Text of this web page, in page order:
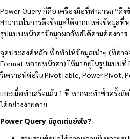
Power Query ก็คือ เครื่องมือที่สามารถ “ดึ
สามารถในการดึงข้อมูลได้จากแหล่งข้อมูลที่
รูปแบบหน้าตาข้อมูลผลลัพธ์ได้ตามต้องการ
จุดประสงค์หลักเพื่อทำให้ข้อมูลเน่าๆ (ที่อา
Format หลายหน้าตา) ให้มาอยู่ในรูปแบบที่
วิเคราะห์ต่อใน PivotTable, Power Pivot,
และเมื่อทำเสร็จแล้ว 1 ที หากจะทำซ้ำครั้ง
ได้อย่างง่ายดาย
Power Query มีจุดเด่นยังไง?